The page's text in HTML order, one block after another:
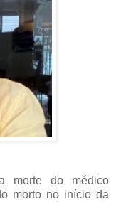
morte do médico
morto no início da